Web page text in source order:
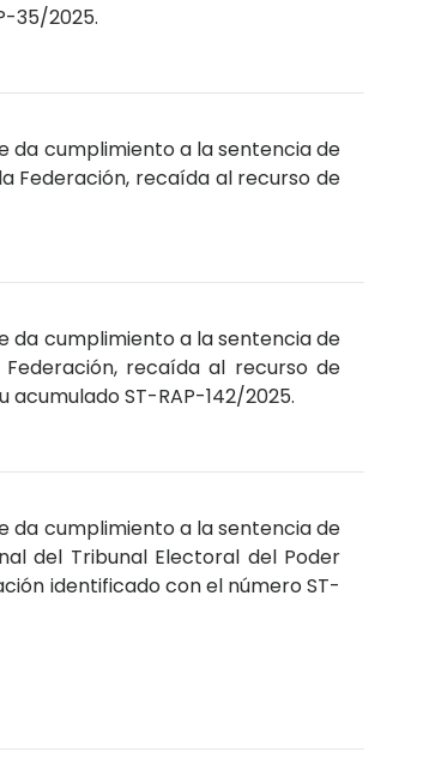
35/2025.
da cumplimiento a la sentencia de
Federación, recaída al recurso de
da cumplimiento a la sentencia de
recaída al recurso de
ST-RAP-142/2025.
da cumplimiento a la sentencia de
del Tribunal Electoral del Poder
identificado con el número ST-